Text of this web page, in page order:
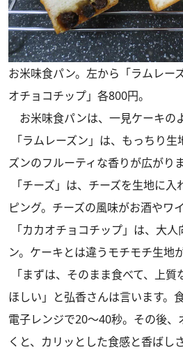
お米味食パン。左から「ラムレー
オチョコチップ」各800円。
お米味食パンは、一見ケーキのよ
「ラムレーズン」は、もっちり
ズンのフルーティな香りが広がりま
「チーズ」は、チーズを生地に
ピング。チーズの風味がお酒やワ
「カカオチョコチップ」は、大
ン。ケーキとは違うモチモチ生地
「まずは、そのまま食べて、上
ほしい」と弘香さんは言います。
電子レンジで20〜40秒。その後、
くと、カリッとした食感と香ばし